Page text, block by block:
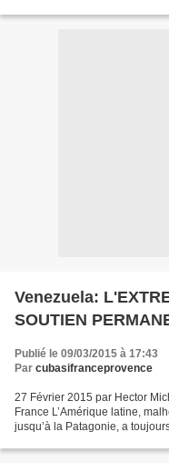
Venezuela:
SOUTIEN
Publié le 09/03/2015 à 17:43
Par cubasifranceprovence
27 Février 2015 par Hector
France L’Amérique latine,
jusqu’à la Patagonie, a